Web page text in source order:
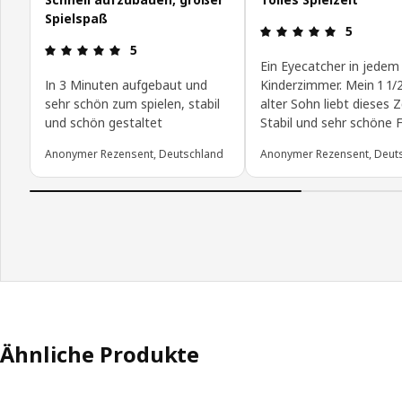
Spielspaß
Produktbewertung: 5 von 5 Sterne
5
In 3 Minuten aufgebaut und
sehr schön zum spielen, stabil
und schön gestaltet
Anonymer Rezensent, Deutschland
5
Ein Eyecatcher in jedem
Kinderzimmer. Mein 1 1/
alter Sohn liebt dieses
Stabil und sehr schöne
Anonymer Rezensent,
Ähnliche Produkte